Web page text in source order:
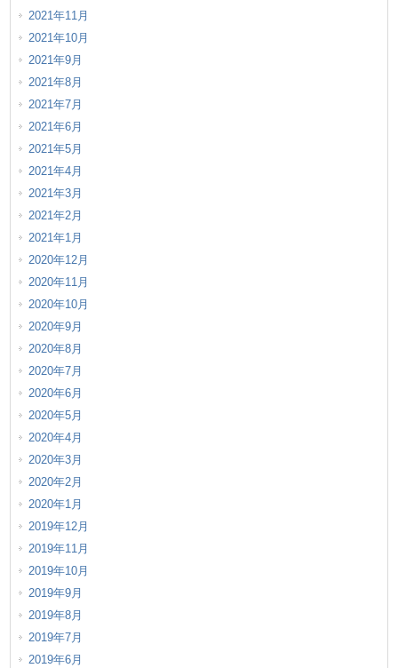
2021年11月
2021年10月
2021年9月
2021年8月
2021年7月
2021年6月
2021年5月
2021年4月
2021年3月
2021年2月
2021年1月
2020年12月
2020年11月
2020年10月
2020年9月
2020年8月
2020年7月
2020年6月
2020年5月
2020年4月
2020年3月
2020年2月
2020年1月
2019年12月
2019年11月
2019年10月
2019年9月
2019年8月
2019年7月
2019年6月